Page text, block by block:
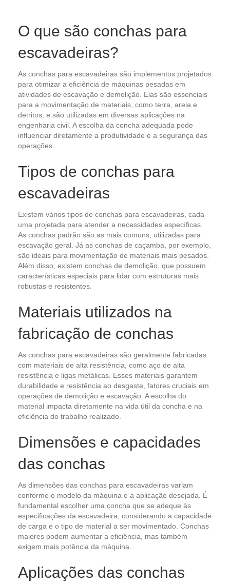
O que são conchas para
escavadeiras?
As conchas para escavadeiras são implementos projetados
para otimizar a eficiência de máquinas pesadas em
atividades de escavação e demolição. Elas são essenciais
para a movimentação de materiais, como terra, areia e
detritos, e são utilizadas em diversas aplicações na
engenharia civil. A escolha da concha adequada pode
influenciar diretamente a produtividade e a segurança das
operações.
Tipos de conchas para
escavadeiras
Existem vários tipos de conchas para escavadeiras, cada
uma projetada para atender a necessidades específicas.
As conchas padrão são as mais comuns, utilizadas para
escavação geral. Já as conchas de caçamba, por exemplo,
são ideais para movimentação de materiais mais pesados.
Além disso, existem conchas de demolição, que possuem
características especiais para lidar com estruturas mais
robustas e resistentes.
Materiais utilizados na
fabricação de conchas
As conchas para escavadeiras são geralmente fabricadas
com materiais de alta resistência, como aço de alta
resistência e ligas metálicas. Esses materiais garantem
durabilidade e resistência ao desgaste, fatores cruciais em
operações de demolição e escavação. A escolha do
material impacta diretamente na vida útil da concha e na
eficiência do trabalho realizado.
Dimensões e capacidades
das conchas
As dimensões das conchas para escavadeiras variam
conforme o modelo da máquina e a aplicação desejada. É
fundamental escolher uma concha que se adeque às
especificações da escavadeira, considerando a capacidade
de carga e o tipo de material a ser movimentado. Conchas
maiores podem aumentar a eficiência, mas também
exigem mais potência da máquina.
Aplicações das conchas